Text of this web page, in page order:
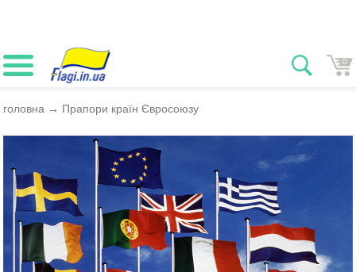
0
головна → Прапори країн Євросоюзу